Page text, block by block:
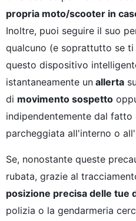
propria moto/scooter in
Inoltre, puoi seguire il suo
qualcuno (e soprattutto se ti
questo dispositivo
istantaneamente un allerta
di movimento sospetto
indipendentemente dal
parcheggiata all'interno o
Se, nonostante queste
rubata, grazie al
posizione precisa delle tue
polizia o la gendarmeria